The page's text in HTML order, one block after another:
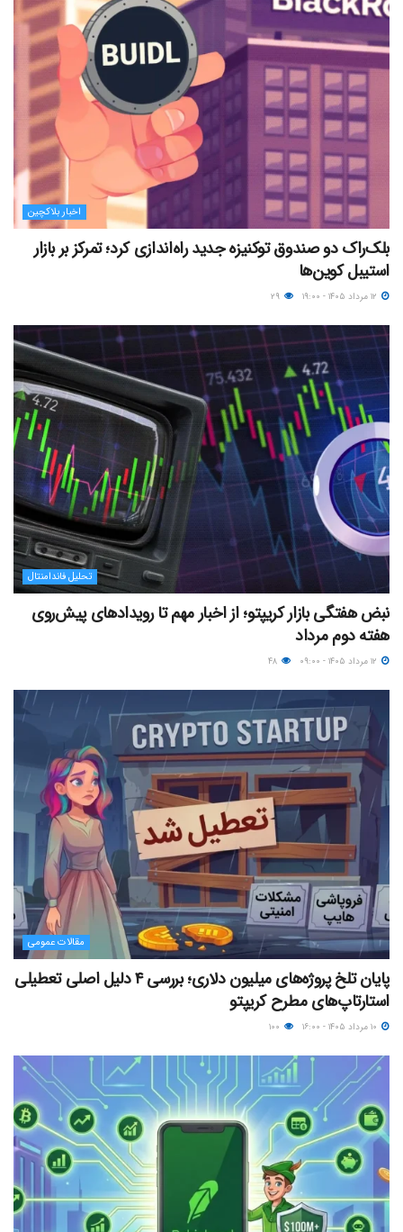
اخبار بلاکچین
بلک‌راک دو صندوق توکنیزه جدید راه‌اندازی کرد؛ تمرکز بر بازار
استیبل کوین‌ها
تحلیل فاندامنتال
نبض هفتگی بازار کریپتو؛ از اخبار مهم تا رویدادهای پیش‌روی
هفته دوم مرداد
مقالات عمومی
پایان تلخ پروژه‌های میلیون دلاری؛ بررسی ۴ دلیل اصلی تعطیلی
استارتاپ‌های مطرح کریپتو